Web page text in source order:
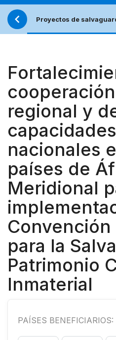
Proyectos de
regional y
capacidades
nacionales
países de
Meridional
para la
Patrimonio
Inmaterial
PAÍSES BENEFICIARIOS: